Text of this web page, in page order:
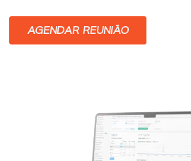
AGENDAR REUNIÃO